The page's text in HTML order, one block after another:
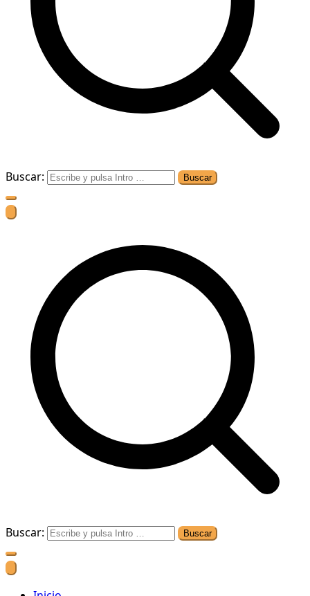
Buscar:
Buscar: